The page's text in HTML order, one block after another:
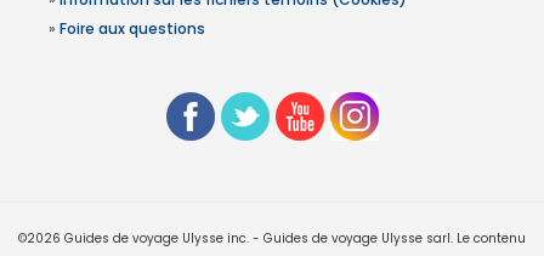
» Foire aux questions
©2026 Guides de voyage Ulysse inc. - Guides de voyage Ulysse sarl. Le contenu